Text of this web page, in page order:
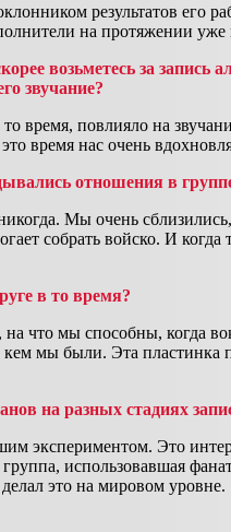
результатов его
на протяжении уже
возьметесь за запись
звучание?
время, повлияло на
время нас очень
отношения в
Мы очень
собрать войско. И
в то время?
что мы способны, когда
мы были. Эта пластинка
на разных стадиях
экспериментом. Это
использовавшая
это на мировом уровне.